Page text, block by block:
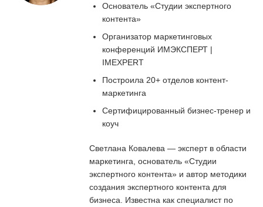
Основатель «Студии экспертного
контента»
Организатор маркетинговых
конференций ИМЭКСПЕРТ |
IMEXPERT
Построила 20+ отделов контент-
маркетинга
Сертифицированный бизнес-тренер и
коуч
Светлана Ковалева — эксперт в области
маркетинга, основатель «Студии
экспертного контента» и автор методики
создания экспертного контента для
бизнеса. Известна как специалист по